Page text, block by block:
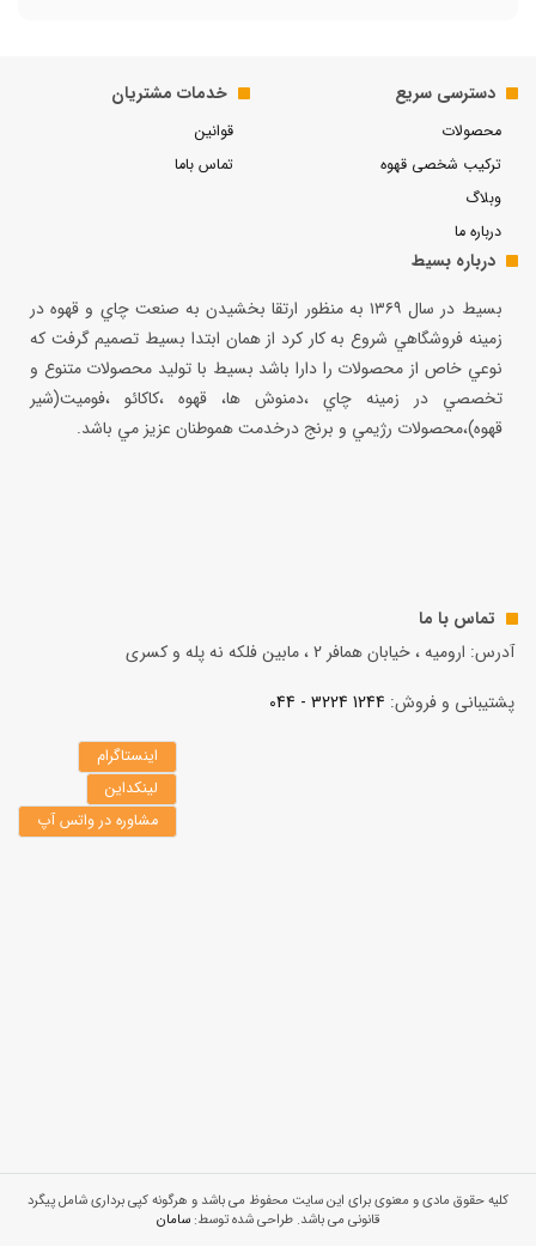
دسترسی سریع
محصولات
ترکیب شخصی قهوه
وبلاگ
درباره ما
خدمات مشتریان
قوانین
تماس باما
درباره بسیط
بسيط در سال ۱۳۶۹ به منظور ارتقا بخشيدن به صنعت چاي و قهوه در
زمينه فروشگاهي شروع به كار كرد از همان ابتدا بسيط تصميم گرفت كه
نوعي خاص از محصولات را دارا باشد بسيط با توليد محصولات متنوع و
تخصصي در زمينه چاي ،دمنوش ها، قهوه ،كاكائو ،فوميت(شير
قهوه)،محصولات رژيمي و برنج درخدمت هموطنان عزيز مي باشد.
تماس با ما
آدرس: ارومیه ، خیابان همافر 2 ، مابين فلكه نه پله و کسری
پشتیبانی و فروش: 1244 3224 - 044
اینستاگرام
لینکداین
مشاوره در واتس آپ
کلیه حقوق مادی و معنوی برای این سایت محفوظ می باشد و هرگونه کپی برداری شامل پیگرد
قانونی می باشد. طراحی شده توسط:سامان